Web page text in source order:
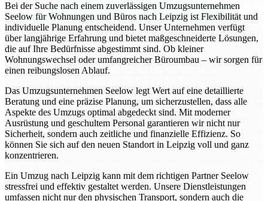
Bei der Suche nach einem zuverlässigen Umzugsunternehmen
Seelow für Wohnungen und Büros nach Leipzig ist Flexibilität und
individuelle Planung entscheidend. Unser Unternehmen verfügt
über langjährige Erfahrung und bietet maßgeschneiderte Lösungen,
die auf Ihre Bedürfnisse abgestimmt sind. Ob kleiner
Wohnungswechsel oder umfangreicher Büroumbau – wir sorgen für
einen reibungslosen Ablauf.
Das Umzugsunternehmen Seelow legt Wert auf eine detaillierte
Beratung und eine präzise Planung, um sicherzustellen, dass alle
Aspekte des Umzugs optimal abgedeckt sind. Mit moderner
Ausrüstung und geschultem Personal garantieren wir nicht nur
Sicherheit, sondern auch zeitliche und finanzielle Effizienz. So
können Sie sich auf den neuen Standort in Leipzig voll und ganz
konzentrieren.
Ein Umzug nach Leipzig kann mit dem richtigen Partner Seelow
stressfrei und effektiv gestaltet werden. Unsere Dienstleistungen
umfassen nicht nur den physischen Transport, sondern auch die